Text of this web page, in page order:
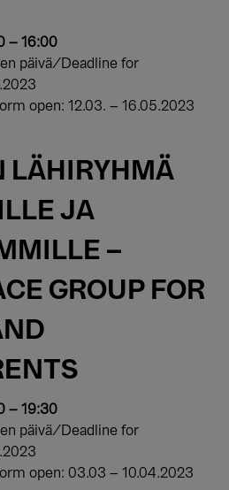
– 16:00
päivä/Deadline for
open: 12.03. – 16.05.2023
LÄHIRYHMÄ
JA
–
GROUP FOR
– 19:30
päivä/Deadline for
open: 03.03 – 10.04.2023